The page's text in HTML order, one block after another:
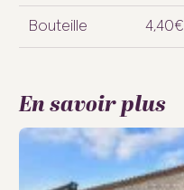
Bouteille 4,40€
En savoir plus